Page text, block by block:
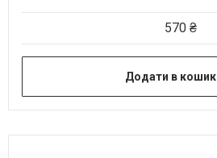
570 ₴
Додати в кошик